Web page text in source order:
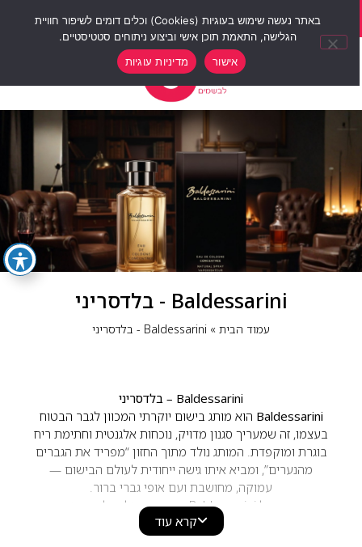
סוף שבוע של הנחות 12% הנחה על כל האתר עם קוד קופון weekend10
0
Baldessarini - בלדסריני
עמוד הבית» Baldessarini - בלדסריני
Baldessarini – בלדסריני
Baldessariniהוא מותג בישום יוקרתי המכוון לגבר הבטוח
בעצמו, זה שמעריך סגנון מדויק, נוכחות אלגנטית וחתימת ריח
בוגרת ומוקפדת. המותג נולד מתוך החזון “מפריד את הגברים
מהנערים”, ומביא איתו גישה ייחודית לעולם הבישום —
עמוקה, מחושבת ועם אופי גברי ברור.
הניחוחות של Baldessarini מבוססים על שילובים עשירים
תווים עציים, תבלינים חמים, הדרים מאוזנים ונגיעות של
, היוצרים פרופיל ריח בוגר ואלגנטי. אלו בשמים
קרא עוד
באתר נעשה שימוש בעוגיות (Cookies) וכלים דומים לשיפור חוויית
הגלישה, התאמת תוכן אישי וביצוע ניתוחים סטטיסטיים.
אישור
מדיניות עוגיות